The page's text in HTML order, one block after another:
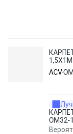
1,5X1М
ACV
OM32-